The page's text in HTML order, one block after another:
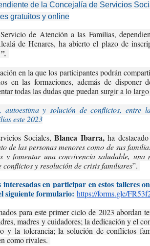
de la Concejalía de Servicios
gratuitos y online
de Atención a las Familias,
de Henares, ha abierto el plazo de
en la que los participantes podrán
en las formaciones, además de
todas las dudas que puedan surgir a lo
autoestima y solución de conflictos, entre
este 2023
Sociales,Blanca Ibarra,ha
de las personas menores como de sus
y fomentar una convivencia saludable,
conflictos y resolución de crisis familiares”.
interesadas en participar en estos talleres
siguiente formulario: https://forms.gle/
para este primer ciclo de 2023 abordan
madres y cuidadores; la dedicación y el
y la tolerancia; la solución de conflictos
como rivales.